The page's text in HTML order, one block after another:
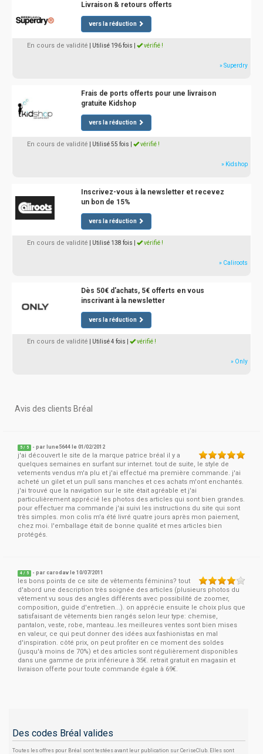
Livraison & retours offerts
vers la réduction
En cours de validité | Utilisé 196 fois vérifié !
» Superdry
Frais de ports offerts pour une livraison
gratuite Kidshop
vers la réduction
En cours de validité | Utilisé 55 fois vérifié !
» Kidshop
Inscrivez-vous à la newsletter et recevez
un bon de 15%
vers la réduction
En cours de validité | Utilisé 138 fois vérifié !
» Caliroots
Dès 50€ d'achats, 5€ offerts en vous
inscrivant à la newsletter
vers la réduction
En cours de validité | Utilisé 4 fois vérifié !
» Only
Avis des clients Bréal
5 / 5 - par lune5644 le 01/02/2012
j'ai découvert le site de la marque patrice bréal il y a
quelques semaines en surfant sur internet. tout de suite, le style de
vetements vendus m'a plu et j'ai effectué ma première commande. j'ai
acheté un gilet et un pull sans manches et ces achats m'ont enchantés.
j'ai trouvé que la navigation sur le site était agréable et j'ai
particulièrement apprécié les photos des articles qui sont bien grandes.
pour effectuer ma commande j'ai suivi les instructions du site qui sont
très simples. mon colis m'a été livré quatre jours après mon paiement,
chez moi. l'emballage était de bonne qualité et mes articles bien
protégés.
4 / 5 - parcarodav le 10/07/2011
les bons points de ce site de vêtements féminins? tout
d'abord une description très soignée des articles (plusieurs photos du
vêtement vu sous des angles différents avec possibilité de zoomer,
composition, guide d'entretien...). on apprécie ensuite le choix plus que
satisfaisant de vêtements bien rangés selon leur type: chemise,
pantalon, veste, robe, manteau..les meilleures ventes sont bien mises
en valeur, ce qui peut donner des idées aux fashionistas en mal
d'inspiration. côté prix, on peut profiter en ce moment des soldes
(jusqu'à moins de 70%) et des articles sont régulièrement disponibles
dans une gamme de prix inférieure à 35€. retrait gratuit en magasin et
livraison offerte pour toute commande égale à 69€.
Des codes Bréal valides
Toutes les offres pour Bréal sont testées avant leur publication sur CeriseClub. Elles sont